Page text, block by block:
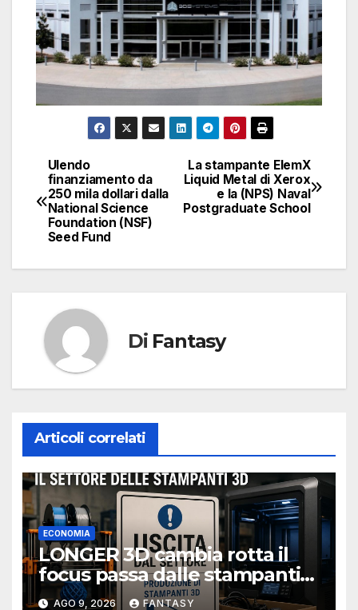
Navigazione
articoli
La stampante ElemX
Liquid Metal di Xerox
e la (NPS) Naval
Postgraduate School
Ulendo
finanziamento da
250 mila dollari dalla
National Science
Foundation (NSF)
Seed Fund
Di Fantasy
Articoli correlati
ECONOMIA
LONGER 3D cambia rotta il
focus passa dalle stampanti
3D alla stampa UV?
AGO 9, 2026 FANTASY